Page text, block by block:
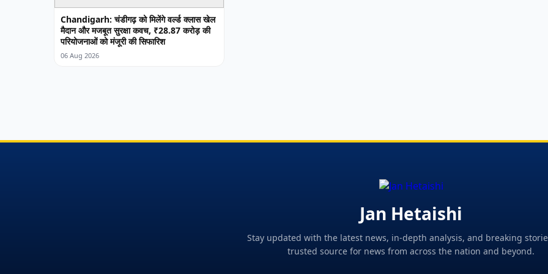
Chandigarh: चंडीगढ़ को मिलेंगे वर्ल्ड क्लास खेल
मैदान और मजबूत सुरक्षा कवच, ₹28.87 करोड़ की
परियोजनाओं को मंजूरी की सिफारिश
06 Aug 2026
Jan Hetaishi
Stay updated with the latest news, in-depth analysis, and breaking
trusted source for news from across the nation and beyond.